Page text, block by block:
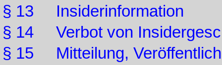
§ 13 Insiderinformation
§ 14 Verbot von
§ 15 Mitteilung,